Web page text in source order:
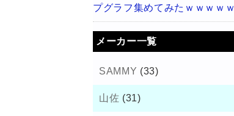
プグラフ集めてみたｗｗｗｗｗ
メーカー一覧
SAMMY (33)
山佐 (31)